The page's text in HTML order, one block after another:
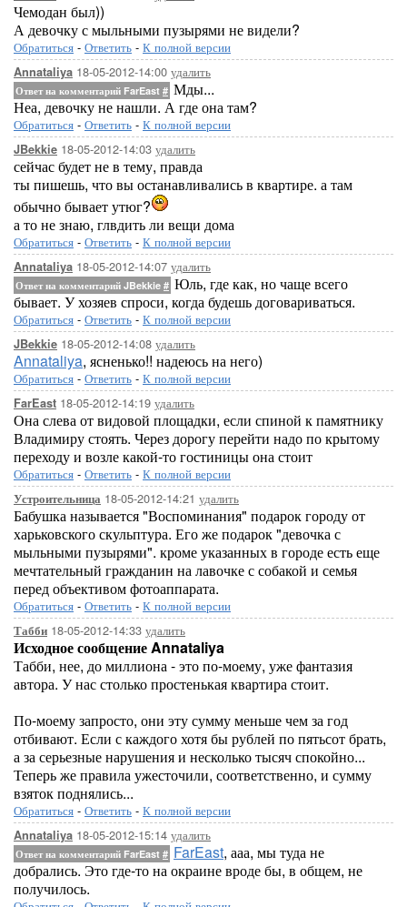
Чемодан был))
А девочку с мыльными пузырями не видели?
Обратиться - Ответить - К полной версии
Annataliya 18-05-2012-14:00 удалить
Ответ на комментарий FarEast # Мды...
Неа, девочку не нашли. А где она там?
Обратиться - Ответить - К полной версии
JBekkie 18-05-2012-14:03 удалить
сейчас будет не в тему, правда
ты пишешь, что вы останавливались в квартире. а там
обычно бывает утюг?
а то не знаю, глвдить ли вещи дома
Обратиться - Ответить - К полной версии
Annataliya 18-05-2012-14:07 удалить
Ответ на комментарий JBekkie # Юль, где как, но чаще всего
бывает. У хозяев спроси, когда будешь договариваться.
Обратиться - Ответить - К полной версии
JBekkie 18-05-2012-14:08 удалить
Annataliya, ясненько!! надеюсь на него)
Обратиться - Ответить - К полной версии
FarEast 18-05-2012-14:19 удалить
Она слева от видовой площадки, если спиной к памятнику
Владимиру стоять. Через дорогу перейти надо по крытому
переходу и возле какой-то гостиницы она стоит
Обратиться - Ответить - К полной версии
Устроительница 18-05-2012-14:21 удалить
Бабушка называется "Воспоминания" подарок городу от
харьковского скульптура. Его же подарок "девочка с
мыльными пузырями". кроме указанных в городе есть еще
мечтательный гражданин на лавочке с собакой и семья
перед объективом фотоаппарата.
Обратиться - Ответить - К полной версии
Табби 18-05-2012-14:33 удалить
Исходное сообщение Annataliya
Табби, нее, до миллиона - это по-моему, уже фантазия
автора. У нас столько простенькая квартира стоит.
По-моему запросто, они эту сумму меньше чем за год
отбивают. Если с каждого хотя бы рублей по пятьсот брать,
а за серьезные нарушения и несколько тысяч спокойно...
Теперь же правила ужесточили, соответственно, и сумму
взяток поднялись...
Обратиться - Ответить - К полной версии
Annataliya 18-05-2012-15:14 удалить
Ответ на комментарий FarEast # FarEast, ааа, мы туда не
добрались. Это где-то на окраине вроде бы, в общем, не
получилось.